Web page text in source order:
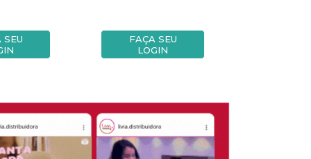
SEU
FAÇA SEU
LOGIN